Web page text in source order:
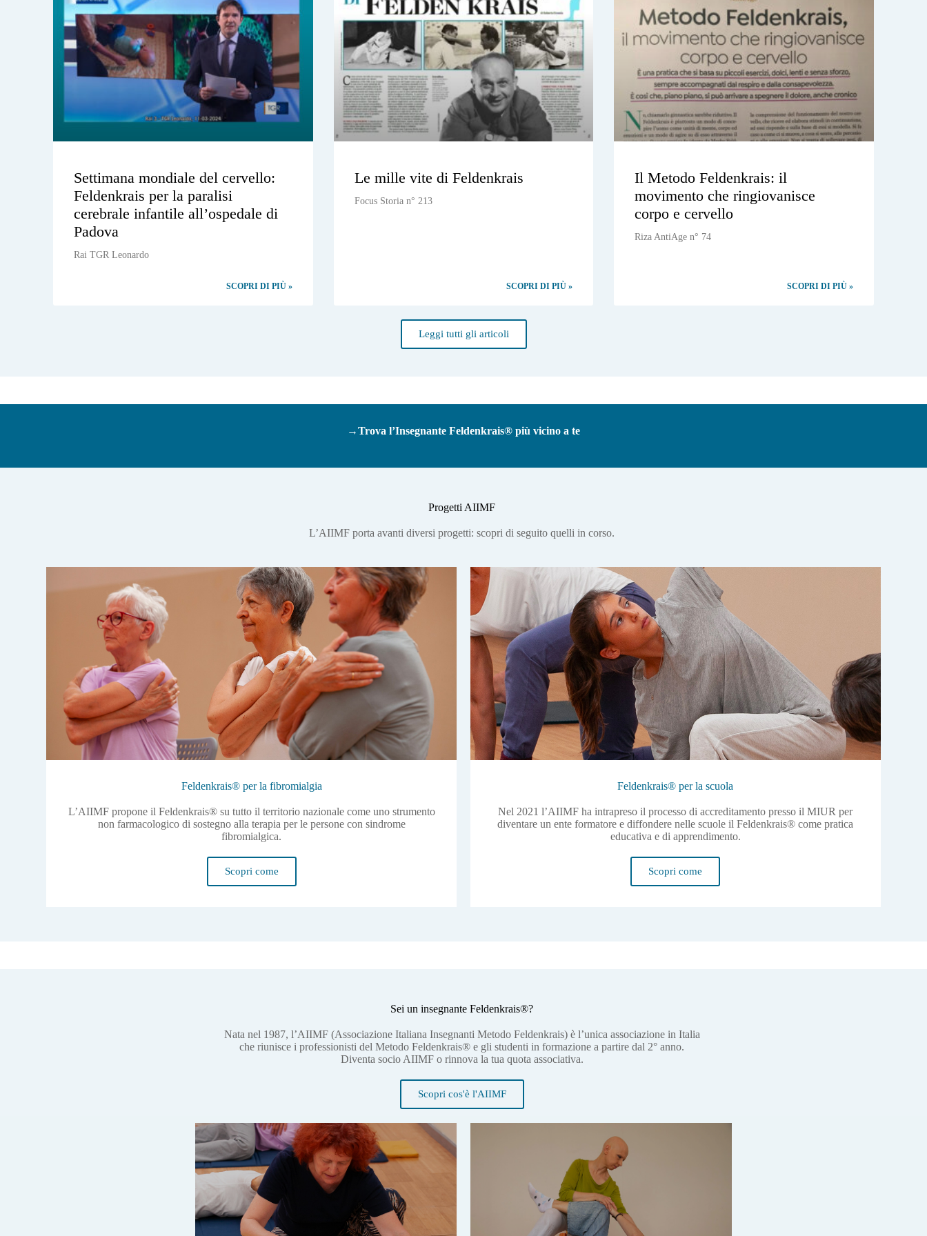
Settimana mondiale del cervello:
Feldenkrais per la paralisi
cerebrale infantile all’ospedale di
Padova
Rai TGR Leonardo
SCOPRI DI PIÙ »
Le mille vite di Feldenkrais
Focus Storia n° 213
SCOPRI DI PIÙ »
Il Metodo Feldenkrais: il
movimento che ringiovanisce
corpo e cervello
Riza AntiAge n° 74
SCOPRI DI PIÙ »
Leggi tutti gli articoli
Trova l’Insegnante Feldenkrais® più vicino a te
Progetti AIIMF
L’AIIMF porta avanti diversi progetti: scopri di seguito quelli in corso.
Feldenkrais® per la fibromialgia
L’AIIMF propone il Feldenkrais® su tutto il territorio nazionale come uno strumento
non farmacologico di sostegno alla terapia per le persone con sindrome
fibromialgica.
Scopri come
Feldenkrais® per la scuola
Nel 2021 l’AIIMF ha intrapreso il processo di accreditamento presso il MIUR per
diventare un ente formatore e diffondere nelle scuole il Feldenkrais® come pratica
educativa e di apprendimento.
Scopri come
Sei un insegnante Feldenkrais®?
Nata nel 1987, l’AIIMF (Associazione Italiana Insegnanti Metodo Feldenkrais) è l’unica associazione in Italia
che riunisce i professionisti del Metodo Feldenkrais® e gli studenti in formazione a partire dal 2° anno.
Diventa socio AIIMF o rinnova la tua quota associativa.
Scopri cos'è l'AIIMF
Per informazioni contatta la segreteria AIIMF a
segreteria@feldenkrais.it
oppure visita la